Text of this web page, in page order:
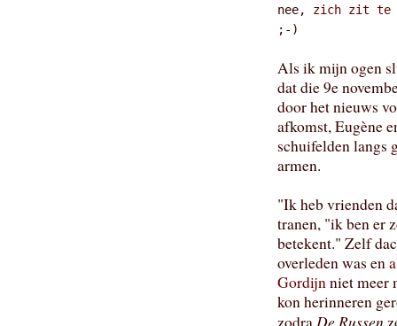
nee, zich zit te
;-)
Als ik mijn ogen
dat die 9e
door het nieuws
afkomst, Eugène
schuifelden langs
armen.
"Ik heb vrienden
tranen, "ik ben er
betekent." Zelf
overleden was en
Gordijnniet meer
kon herinneren
De Russen